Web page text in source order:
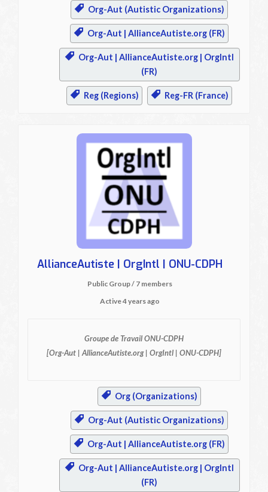
Org-Aut (Autistic Organizations)
Org-Aut | AllianceAutiste.org (FR)
Org-Aut | AllianceAutiste.org | OrgIntl
(FR)
Reg (Regions) Reg-FR (France)
AllianceAutiste | OrgIntl | ONU-CDPH
Public Group / 7 members
Active4 years ago
Groupe de Travail ONU-CDPH
[Org-Aut | AllianceAutiste.org | OrgIntl | ONU-CDPH]
Org (Organizations)
Org-Aut (Autistic Organizations)
Org-Aut | AllianceAutiste.org (FR)
Org-Aut | AllianceAutiste.org | OrgIntl
(FR)